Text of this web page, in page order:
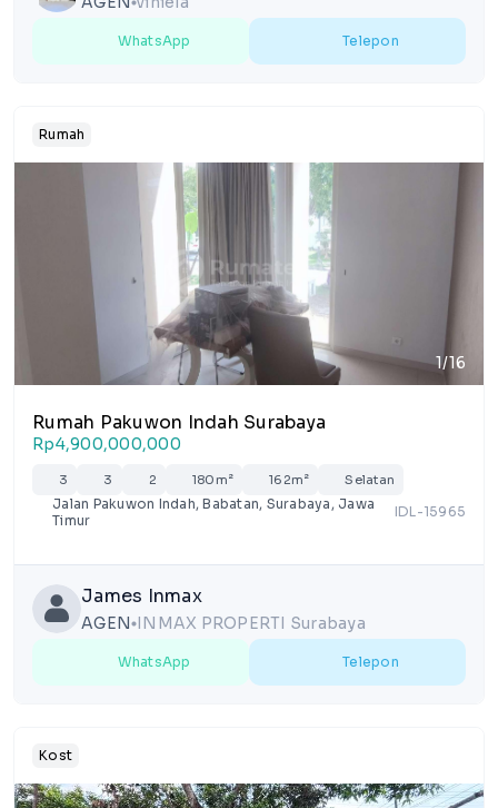
lens
WhatsApp Telepon
Rumah
1/16
Rumah Pakuwon Indah Surabaya
Rp4,900,000,000
3 3 2 180m² 162m² Selatan
Jalan Pakuwon Indah, Babatan, Surabaya, Jawa
Timur
IDL-15965
James Inmax
AGEN lens INMAX PROPERTI Surabaya
WhatsApp Telepon
Kost